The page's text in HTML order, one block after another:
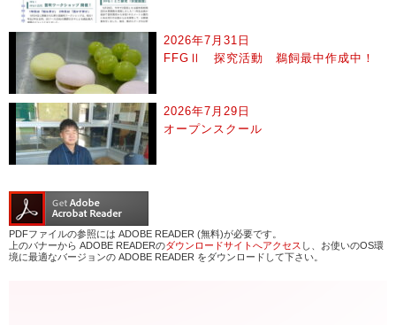
2026年7月31日
FFGⅡ 探究活動 鵜飼最中作成中！
2026年7月29日
オープンスクール
PDFファイルの参照には ADOBE READER (無料)が必要です。
上のバナーから ADOBE READERのダウンロードサイトへアクセス し、お使いのOS環
境に最適なバージョンの ADOBE READER をダウンロードして下さい。